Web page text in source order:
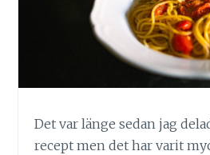
Det var länge sedan jag
recept men det har varit